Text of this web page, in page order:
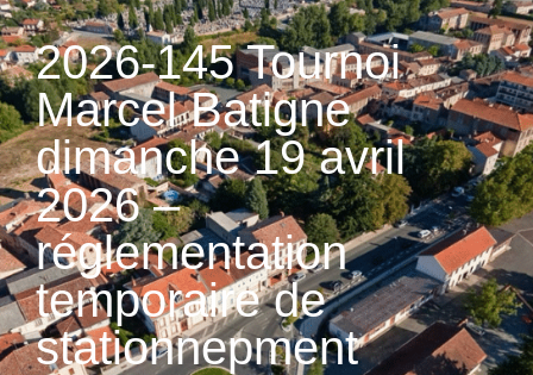
2026-145 Tournoi
Marcel Batigne
dimanche 19 avril
2026 –
réglementation
temporaire de
stationnepment